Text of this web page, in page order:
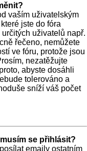
vaším uživatelským
jste do fóra
uživatelů např.
řečeno, nemůžete
ve fóru, protože jsou
nezatěžujte
abyste dosáhli
tolerováno a
sníží váš počet
se přihlásit?
emaily ostatním